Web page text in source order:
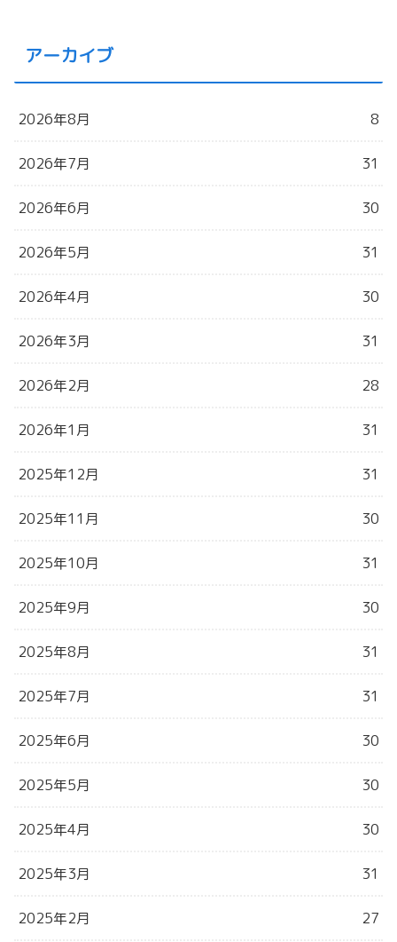
アーカイブ
2026年8月 8
2026年7月 31
2026年6月 30
2026年5月 31
2026年4月 30
2026年3月 31
2026年2月 28
2026年1月 31
2025年12月 31
2025年11月 30
2025年10月 31
2025年9月 30
2025年8月 31
2025年7月 31
2025年6月 30
2025年5月 30
2025年4月 30
2025年3月 31
2025年2月 27